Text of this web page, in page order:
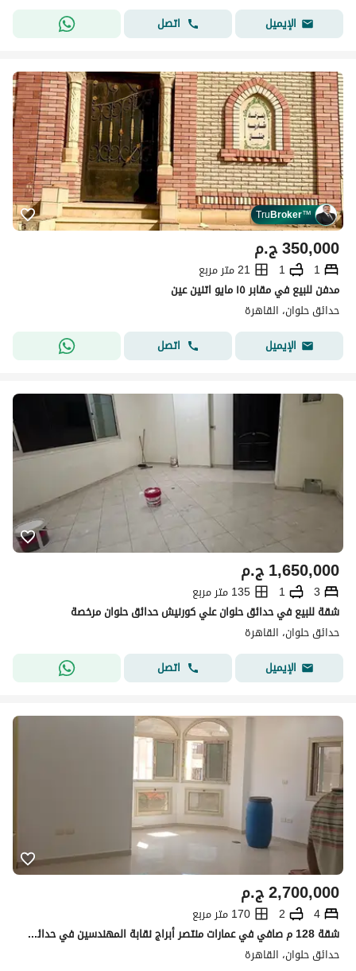
الإيميل
اتصل
TruBroker™
ج.م350,000
1
1
21 متر مربع
مدفن للبيع في مقابر ١٥ مايو اتنين عين
حدائق حلوان، القاهرة
الإيميل
اتصل
ج.م1,650,000
3
1
135 متر مربع
شقة للبيع في حدائق حلوان علي كورنيش حدائق حلوان مرخصة
حدائق حلوان، القاهرة
الإيميل
اتصل
ج.م2,700,000
4
2
170 متر مربع
شقة 128 م صافي في عمارات منتصر أبراج نقابة المهندسين في حدائق حلوان
حدائق حلوان، القاهرة